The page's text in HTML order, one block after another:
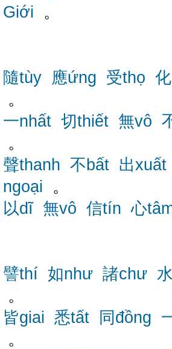
Giới 。
隨tùy 應ứng 受thọ
。
一nhất 切thiết 無vô
。
聲thanh 不bất 出xuất
ngoại 。
以dĩ 無vô 信tín 心
譬thí 如như 諸chư
。
皆giai 悉tất 同đồng
。